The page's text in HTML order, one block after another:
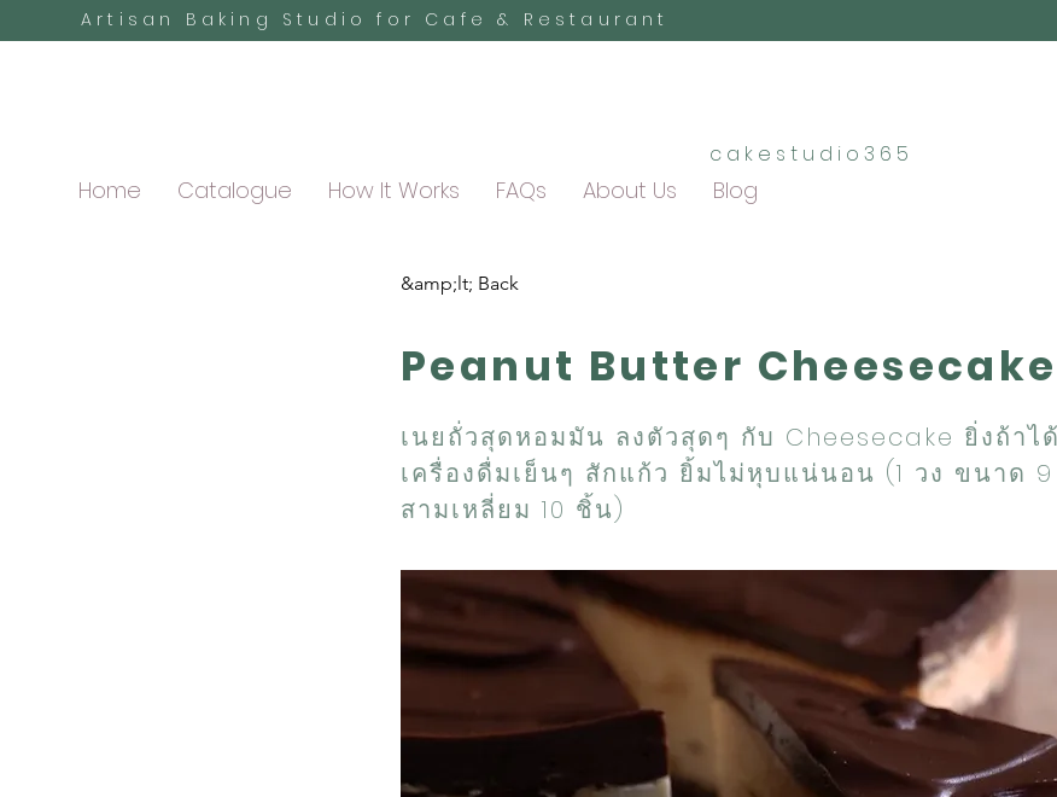
Artisan Baking Studio for Cafe & Restaurant
Home Catalogue How It Works FAQs About Us Blog
cakestudio365
&amp;lt; Back
Peanut Butter Cheesecake
เนยถั่วสุดหอมมัน ลงตัวสุดๆ กับ Cheesecake ยิ่งถ้าไ
เครื่องดื่มเย็นๆ สักแก้ว ยิ้มไม่หุบแน่นอน (1 วง ขนาด
สามเหลี่ยม 10 ชิ้น)